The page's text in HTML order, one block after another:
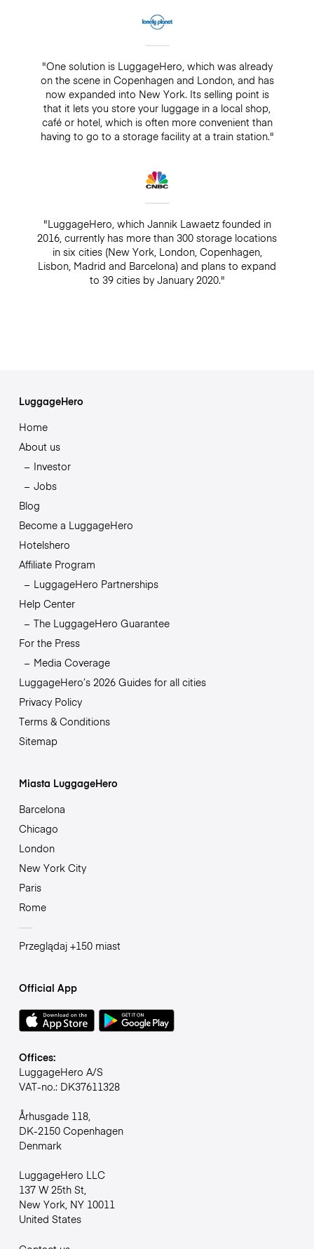
"One solution is LuggageHero, which was already
on the scene in Copenhagen and London, and has
now expanded into New York. Its selling point is
that it lets you store your luggage in a local shop,
café or hotel, which is often more convenient than
having to go to a storage facility at a train station."
"LuggageHero, which Jannik Lawaetz founded in
2016, currently has more than 300 storage locations
in six cities (New York, London, Copenhagen,
Lisbon, Madrid and Barcelona) and plans to expand
to 39 cities by January 2020."
LuggageHero
Home
About us
Investor
Jobs
Blog
Become a LuggageHero
Hotelshero
Affiliate Program
LuggageHero Partnerships
Help Center
The LuggageHero Guarantee
For the Press
Media Coverage
LuggageHero’s 2026 Guides for all cities
Privacy Policy
Terms & Conditions
Sitemap
Miasta LuggageHero
Barcelona
Chicago
London
New York City
Paris
Rome
Przeglądaj +150 miast
Official App
Offices:
LuggageHero A/S
VAT-no.: DK37611328
Århusgade 118,
DK-2150 Copenhagen
Denmark
LuggageHero LLC
137 W 25th St,
New York, NY 10011
United States